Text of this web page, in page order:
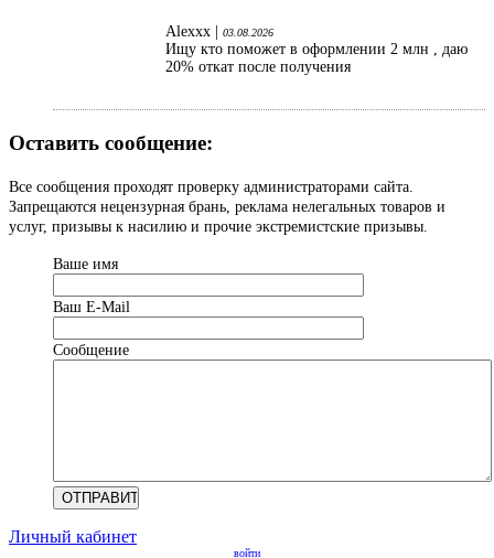
Alexxx | 03.08.2026
Ищу кто поможет в оформлении 2 млн , даю
20% откат после получения
Оставить сообщение:
Все сообщения проходят проверку администраторами сайта.
Запрещаются нецензурная брань, реклама нелегальных товаров и
услуг, призывы к насилию и прочие экстремистские призывы.
Ваше имя
Ваш Е-Mail
Сообщение
Личный кабинет
войти